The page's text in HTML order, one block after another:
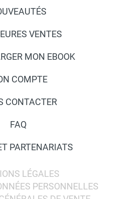
VENTES
MON EBOOK
COMPTE
CONTACTER
FAQ
PARTENARIATS
LÉGALES
PERSONNELLES